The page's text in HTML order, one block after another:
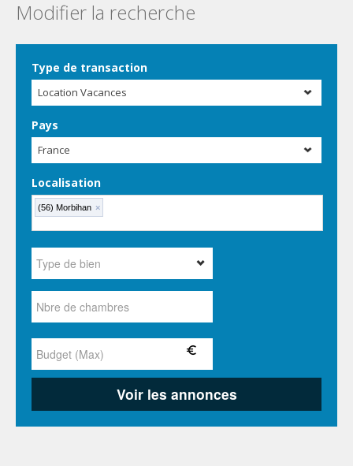
Modifier la recherche
Type de transaction
Location Vacances
Pays
France
Localisation
(56) Morbihan ×